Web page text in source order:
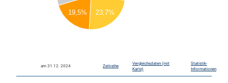
23,7%
19,5%
am 31.12. 2024 Zeitreihe
Vergleichsdaten (mit
Karte)
Statistik-
Informationen